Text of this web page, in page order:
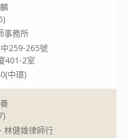
事務所
259-265號
401-2室
中環)
林健雄律師行